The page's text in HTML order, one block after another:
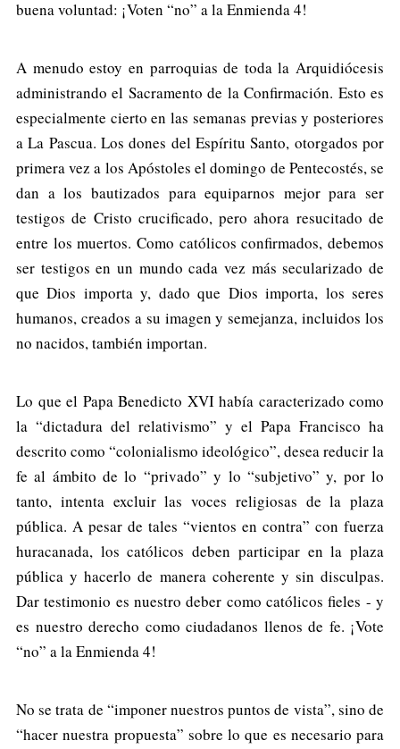
buena voluntad: ¡Voten “no” a la Enmienda 4!
A menudo estoy en parroquias de toda la Arquidiócesis
administrando el Sacramento de la Confirmación. Esto es
especialmente cierto en las semanas previas y posteriores
a La Pascua. Los dones del Espíritu Santo, otorgados por
primera vez a los Apóstoles el domingo de Pentecostés, se
dan a los bautizados para equiparnos mejor para ser
testigos de Cristo crucificado, pero ahora resucitado de
entre los muertos. Como católicos confirmados, debemos
ser testigos en un mundo cada vez más secularizado de
que Dios importa y, dado que Dios importa, los seres
humanos, creados a su imagen y semejanza, incluidos los
no nacidos, también importan.
Lo que el Papa Benedicto XVI había caracterizado como
la “dictadura del relativismo” y el Papa Francisco ha
descrito como “colonialismo ideológico”, desea reducir la
fe al ámbito de lo “privado” y lo “subjetivo” y, por lo
tanto, intenta excluir las voces religiosas de la plaza
pública. A pesar de tales “vientos en contra” con fuerza
huracanada, los católicos deben participar en la plaza
pública y hacerlo de manera coherente y sin disculpas.
Dar testimonio es nuestro deber como católicos fieles - y
es nuestro derecho como ciudadanos llenos de fe. ¡Vote
“no” a la Enmienda 4!
No se trata de “imponer nuestros puntos de vista”, sino de
“hacer nuestra propuesta” sobre lo que es necesario para